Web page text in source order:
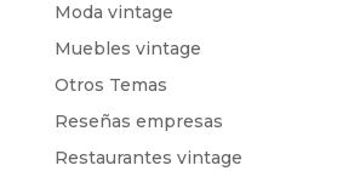
Moda vintage
Muebles vintage
Otros Temas
Reseñas empresas
Restaurantes vintage